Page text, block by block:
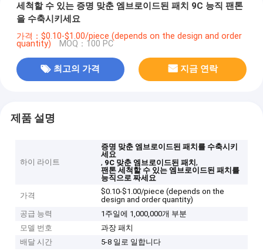
세척할 수 있는 증명 맞춘 엠브로이드된 패치 9C 능직 팬톤
을 수축시키세요
가격：$0.10-$1.00/piece (depends on the design and order
quantity) MOQ：100 PC
최고의 가격 지금 연락
제품 설명
하이 라이트
증명 맞춘 엠브로이드된 패치를 수축시키
세요
, 9C 맞춘 엠브로이드된 패치,
팬톤 세척할 수 있는 엠브로이드된 패치를
능직으로 짜세요
가격
$0.10-$1.00/piece (depends on the
design and order quantity)
공급 능력
1주일에 1,000,000개 부분
모델 번호
과장 패치
배달 시간
5-8 일로 일합니다